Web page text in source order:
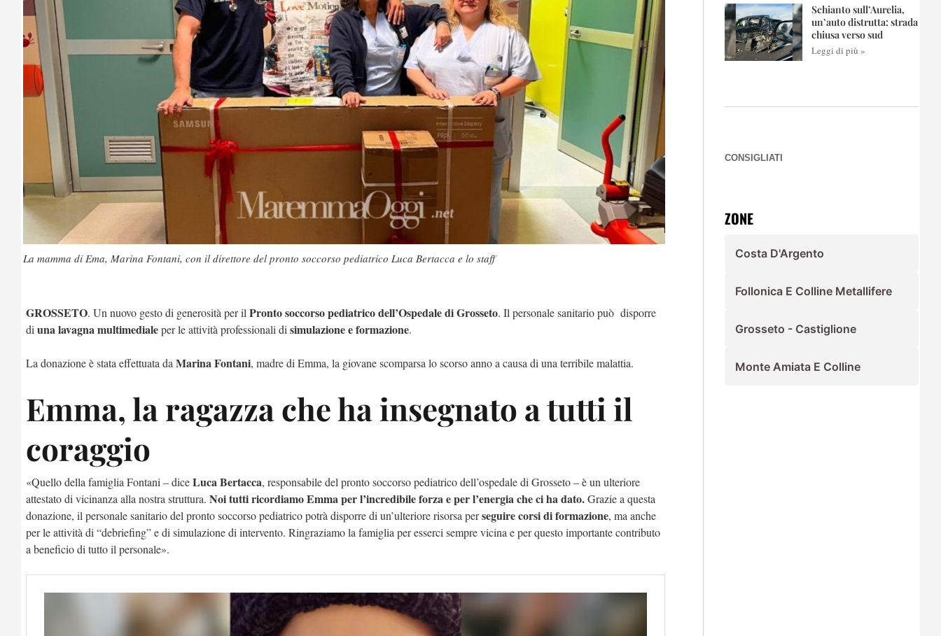
La mamma di Ema, Marina Fontani, con il direttore del pronto soccorso pediatrico Luca Bertacca e lo staff
GROSSETO. Un nuovo gesto di generosità per il Pronto soccorso pediatrico dell’Ospedale di Grosseto. Il personale sanitario può disporre
di una lavagna multimedialeper le attività professionali di simulazione e formazione.
La donazione è stata effettuata da Marina Fontani, madre di Emma, la giovane scomparsa lo scorso anno a causa di una terribile malattia.
Emma, la ragazza che ha insegnato a tutti il
coraggio
«Quello della famiglia Fontani – diceLuca Bertacca, responsabile del pronto soccorso pediatrico dell’ospedale di Grosseto – è un ulteriore
attestato di vicinanza alla nostra struttura. Noi tutti ricordiamo Emma per l’incredibile forza e per l’energia che ci ha dato.Grazie a questa
donazione, il personale sanitario del pronto soccorso pediatrico potrà disporre di un’ulteriore risorsa perseguire corsi di formazione, ma anche
per le attività di “debriefing” e di simulazione di intervento. Ringraziamo la famiglia per esserci sempre vicina e per questo importante contributo
a beneficio di tutto il personale».
Schianto sull’Aurelia,
un’auto distrutta: strada
chiusa verso sud
Leggi di più »
CONSIGLIATI
ZONE
Costa D'Argento
Follonica E Colline Metallifere
Grosseto - Castiglione
Monte Amiata E Colline